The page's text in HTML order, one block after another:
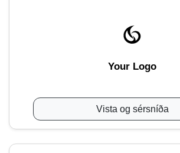
Your Logo
Vista og sérsníða